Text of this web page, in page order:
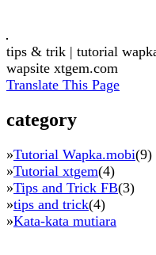
tips & trik | tutorial
wapsite xtgem.com
Translate This Page
category
»Tutorial Wapka.mobi(9)
»Tutorial xtgem(4)
»Tips and Trick FB(3)
»tips and trick(4)
»Kata-kata mutiara